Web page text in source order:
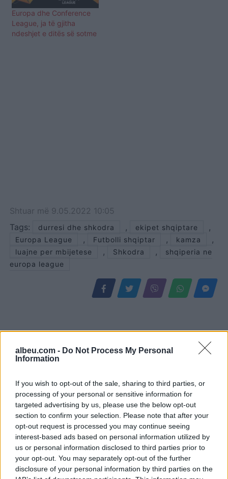
albeu.com - Do Not Process My Personal
Information
If you wish to opt-out of the sale, sharing to third parties, or
processing of your personal or sensitive information for
targeted advertising by us, please use the below opt-out
section to confirm your selection. Please note that after your
opt-out request is processed you may continue seeing
interest-based ads based on personal information utilized by
us or personal information disclosed to third parties prior to
your opt-out. You may separately opt-out of the further
disclosure of your personal information by third parties on the
Europa dhe Conference
League, ja të gjitha
ndeshjet e ditës së sotme
Shtuar më 9.05.2022 10:05
Tags:
durresi dhe shkodra , ekipet shqiptare ,
Europa League , Futbolli shqiptar , kamza ,
luajne per mbijetese , Shkodra ,
shqiperia ne
europa league
Dita e 69-të e protestës,
qytetarët marshojnë
nëpër Tiranë
Kakavijë, kolona e
automjeteve shtrihet për
5 km në territorin grek